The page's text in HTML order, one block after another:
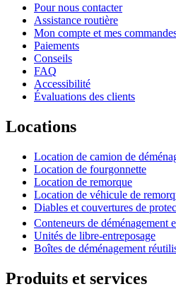
Pour nous contacter
Assistance routière
Mon compte et mes
Paiements
Conseils
FAQ
Accessibilité
Évaluations des clients
Locations
Location de camion de
Location de fourgonnette
Location de remorque
Location de véhicule de
Diables et couvertures de
Conteneurs de déménagement
Unités de libre-entreposage
Boîtes de déménagement
Produits et services